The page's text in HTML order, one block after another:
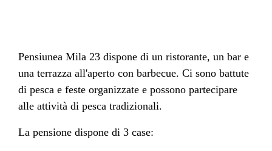
Pensiunea Mila 23 dispone di un ristorante, un bar e
una terrazza all'aperto con barbecue. Ci sono battute
di pesca e feste organizzate e possono partecipare
alle attività di pesca tradizionali.
La pensione dispone di 3 case: